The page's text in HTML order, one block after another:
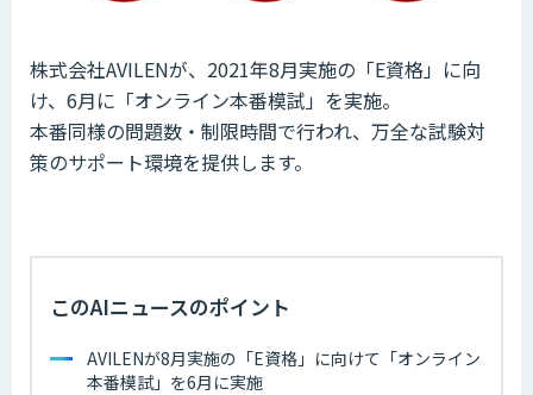
株式会社AVILENが、2021年8月実施の「E資格」に向
け、6月に「オンライン本番模試」を実施。
本番同様の問題数・制限時間で行われ、万全な試験対
策のサポート環境を提供します。
このAIニュースのポイント
AVILENが8月実施の「E資格」に向けて「オンライン
本番模試」を6月に実施